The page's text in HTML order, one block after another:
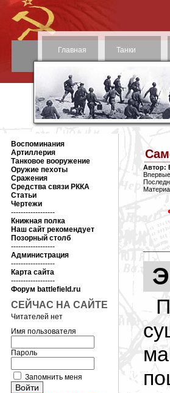
Главная Танки
Воспоминания
Артиллерия
Танковое вооружение
Оружие пехоты
Сражения
Средства связи РККА
Статьи
Чертежи
------------------
Книжная полка
Наш сайт рекомендует
Позорный столб
------------------
Администрация
------------------
Карта сайта
------------------
Форум battlefield.ru
СЕЙЧАС НА САЙТЕ
Читателей нет
Имя пользователя
Пароль
Запомнить меня
Автор: